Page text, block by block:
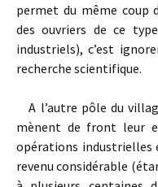
permet du même coup
des ouvriers de ce
industriels), c’est
recherche scientifique.
A l’autre pôle du
mènent de front leur
opérations industrielles
revenu considérable